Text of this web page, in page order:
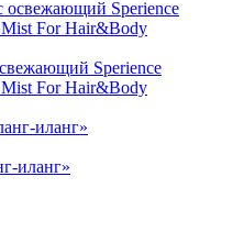
Sperience
Mist For Hair&Body
иланг»